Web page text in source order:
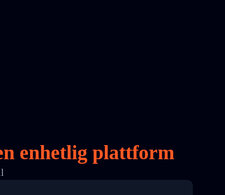
enhetlig plattform